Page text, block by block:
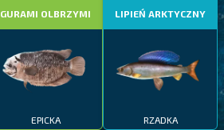
GURAMI OLBRZYMI
EPICKA
LIPIEŃ ARKTYCZNY
RZADKA